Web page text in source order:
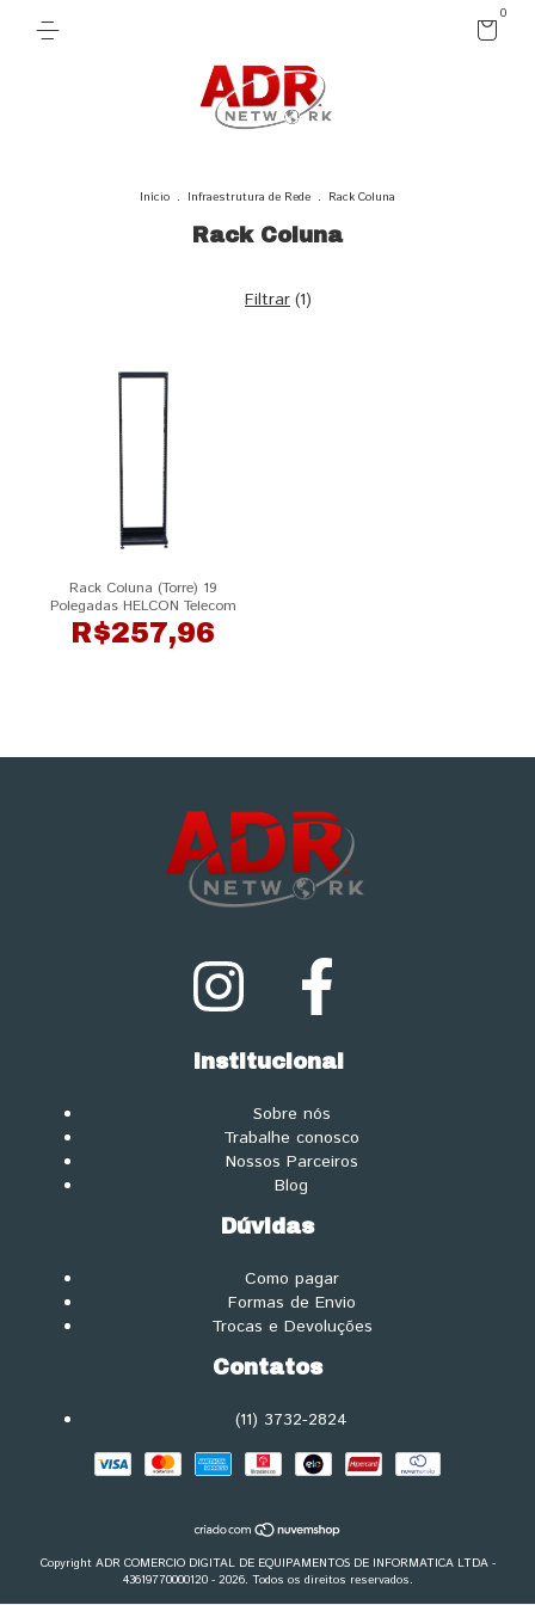
0
Início . Infraestrutura de Rede . Rack Coluna
Rack Coluna
Filtrar (1)
Rack Coluna (Torre) 19
Polegadas HELCON Telecom
R$257,96
Institucional
Sobre nós
Trabalhe conosco
Nossos Parceiros
Blog
Dúvidas
Como pagar
Formas de Envio
Trocas e Devoluções
Contatos
(11) 3732-2824
Copyright ADR COMERCIO DIGITAL DE EQUIPAMENTOS DE INFORMATICA LTDA -
43619770000120 - 2026. Todos os direitos reservados.